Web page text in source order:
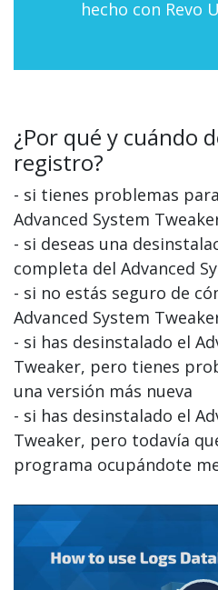
hecho con Revo
¿Por qué y cuándo
registro?
- si tienes problemas
Advanced System
- si deseas una
completa del Advanced
- si no estás seguro de
Advanced System
- si has desinstalado el
Tweaker, pero tienes
una versión más nueva
- si has desinstalado el
Tweaker, pero todavía
programa ocupándote